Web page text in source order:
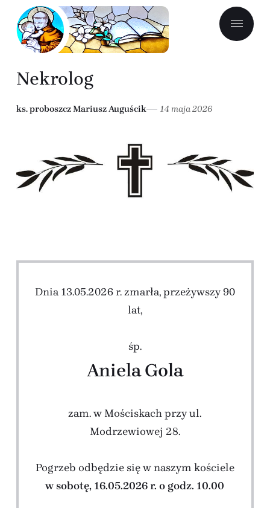
Nekrolog
ks. proboszcz Mariusz Auguścik 14 maja 2026
Dnia 13.05.2026 r. zmarła, przeżywszy 90
lat,
śp.
Aniela Gola
zam. w Mościskach przy ul.
Modrzewiowej 28.
Pogrzeb odbędzie się w naszym kościele
w sobotę, 16.05.2026 r. o godz. 10.00